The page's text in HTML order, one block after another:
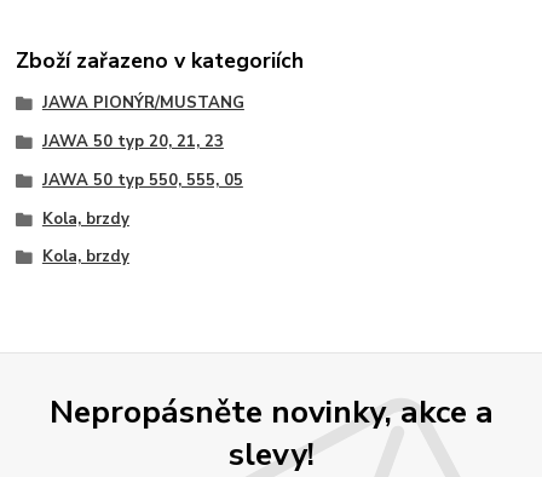
Zboží zařazeno v kategoriích
JAWA PIONÝR/MUSTANG
JAWA 50 typ 20, 21, 23
JAWA 50 typ 550, 555, 05
Kola, brzdy
Kola, brzdy
Nepropásněte novinky, akce a
slevy!